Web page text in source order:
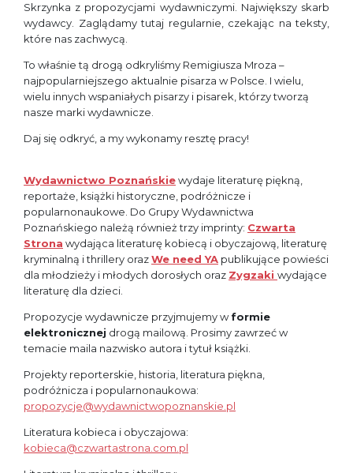
Skrzynka z propozycjami wydawniczymi. Największy skarb
wydawcy. Zaglądamy tutaj regularnie, czekając na teksty,
które nas zachwycą.
To właśnie tą drogą odkryliśmy Remigiusza Mroza –
najpopularniejszego aktualnie pisarza w Polsce. I wielu,
wielu innych wspaniałych pisarzy i pisarek, którzy tworzą
nasze marki wydawnicze.
Daj się odkryć, a my wykonamy resztę pracy!
Wydawnictwo Poznańskiewydaje literaturę piękną,
reportaże, książki historyczne, podróżnicze i
popularnonaukowe. Do Grupy Wydawnictwa
Poznańskiego należą również trzy imprinty: Czwarta
Strona wydająca literaturę kobiecą i obyczajową, literaturę
kryminalną i thrillery orazWe need YA publikujące powieści
dla młodzieży i młodych dorosłych oraz Zygzaki wydające
literaturę dla dzieci.
Propozycje wydawnicze przyjmujemy wformie
elektronicznej drogą mailową. Prosimy zawrzeć w
temacie maila nazwisko autora i tytuł książki.
Projekty reporterskie, historia, literatura piękna,
podróżnicza i popularnonaukowa:
propozycje@wydawnictwopoznanskie.pl
Literatura kobieca i obyczajowa:
kobieca@czwartastrona.com.pl